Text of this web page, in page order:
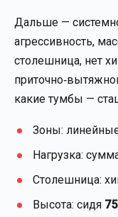
Дальше —
агрессивность,
столешница, нет
какие тумбы —
Зоны:
Нагрузка:
Столешница:
Высота: сидя